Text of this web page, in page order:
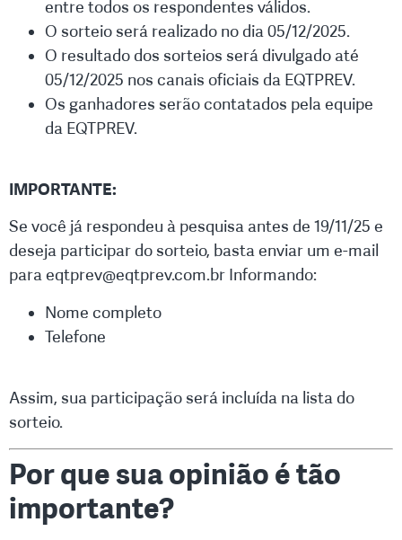
entre todos os respondentes válidos.
O sorteio será realizado no dia 05/12/2025.
O resultado dos sorteios será divulgado até
05/12/2025 nos canais oficiais da EQTPREV.
Os ganhadores serão contatados pela equipe
da EQTPREV.
IMPORTANTE:
Se você já respondeu à pesquisa antes de 19/11/25 e
deseja participar do sorteio, basta enviar um e-mail
para eqtprev@eqtprev.com.br Informando:
Nome completo
Telefone
Assim, sua participação será incluída na lista do
sorteio.
Por que sua opinião é tão
importante?